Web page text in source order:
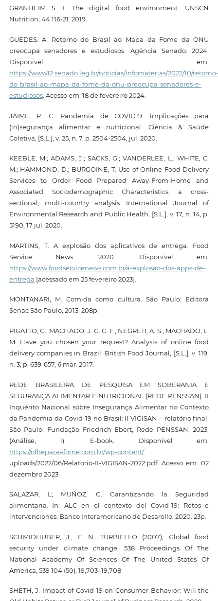
GRANHEIM S. I. The digital food environment. UNSCN
Nutrition; 44:116-21. 2019.
GUEDES. A. Retorno do Brasil ao Mapa da Fome da ONU
preocupa senadores e estudiosos. Agência Senado. 2024.
Disponível em:
https://www12.senado.leg.br/noticias/infomaterias/2022/10/retorno-
do-brasil-ao-mapa-da-fome-da-onu-preocupa-senadores-e-
estudiosos. Acesso em: 18 de fevereiro 2024.
JAIME, P. C. Pandemia de COVID19: implicações para
(in)segurança alimentar e nutricional. Ciência & Saúde
Coletiva, [S.L.], v. 25, n. 7, p. 2504-2504, jul. 2020.
KEEBLE, M.; ADAMS, J.; SACKS, G.; VANDERLEE, L.; WHITE, C.
M.; HAMMOND, D.; BURGOINE, T. Use of Online Food Delivery
Services to Order Food Prepared Away-From-Home and
Associated Sociodemographic Characteristics: a cross-
sectional, multi-country analysis. International Journal of
Environmental Research and Public Health, [S.L.], v. 17, n. 14, p.
5190, 17 jul. 2020.
MARTINS, T. A explosão dos aplicativos de entrega. Food
Service News. 2020. Disponível em:
https://www.foodservicenews.com.br/a-explosao-dos-apps-de-
entrega [acessado em 25 fevereiro 2023].
MONTANARI, M. Comida como cultura. São Paulo: Editora
Senac São Paulo, 2013. 208p.
PIGATTO, G.; MACHADO, J. G. C. F.; NEGRETI, A. S.; MACHADO, L.
M. Have you chosen your request? Analysis of online food
delivery companies in Brazil. British Food Journal, [S.L.], v. 119,
n. 3, p. 639-657, 6 mar. 2017.
REDE BRASILEIRA DE PESQUISA EM SOBERANIA E
SEGURANÇA ALIMENTAR E NUTRICIONAL (REDE PENSSAN). II
Inquérito Nacional sobre Insegurança Alimentar no Contexto
da Pandemia da Covid-19 no Brasil: II VIGISAN – relatório final.
São Paulo: Fundação Friedrich Ebert, Rede PENSSAN, 2023.
(Análise, 1). E-book. Disponível em:
https://olheparaafome.com.br/wp-content/
uploads/2022/06/Relatorio-II-VIGISAN-2022.pdf. Acesso em: 02
dezembro 2023.
SALAZAR, L; MUÑOZ, G. Garantizando la Seguridad
alimentaria. In: ALC en el contexto del Covid-19: Retos e
intervenciones. Banco Interamericano de Desarollo, 2020. 23p.
SCHMIDHUBER, J.; F. N. TURBIELLO (2007), Global food
security under climate change, 538 Proceedings Of The
National Academy Of Sciences Of The United States Of
America, 539 104 (50), 19,703–19,708
SHETH, J. Impact of Covid-19 on Consumer Behavior: Will the